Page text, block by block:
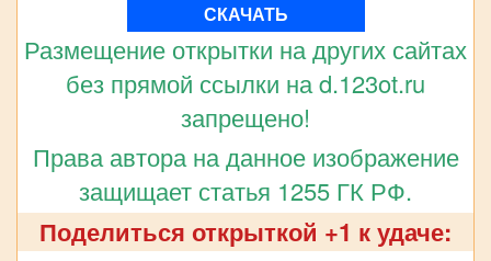
СКАЧАТЬ
Размещение открытки на других сайтах
без прямой ссылки на d.123ot.ru
запрещено!
Права автора на данное изображение
защищает статья 1255 ГК РФ.
Поделиться открыткой +1 к удаче: